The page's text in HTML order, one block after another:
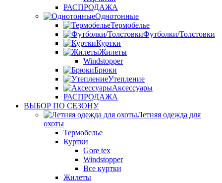
РАСПРОДАЖА
Однотонные
Термобелье
Футболки/Толстовки
Куртки
Жилеты
Windstopper
Брюки
Утепление
Аксессуары
РАСПРОДАЖА
ВЫБОР ПО СЕЗОНУ
Летняя одежда для
охоты
Термобелье
Куртки
Gore tex
Windstopper
Все куртки
Жилеты